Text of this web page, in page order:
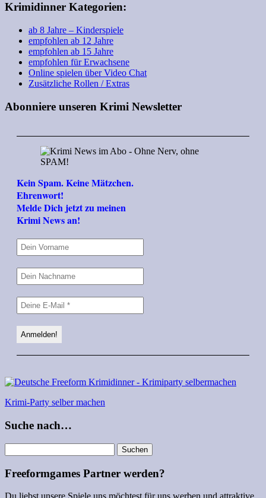
Krimidinner Kategorien:
ab 8 Jahre – Kinderspiele
empfohlen ab 12 Jahre
empfohlen ab 15 Jahre
empfohlen für Erwachsene
Online spielen über Video Chat
Zusätzliche Rollen / Extras
Abonniere unseren Krimi Newsletter
Kein Spam. Keine Mätzchen.
Ehrenwort!
Melde Dich jetzt zu meinen
Krimi News an!
Krimi-Party selber machen
Suche nach…
nach:
Freeformgames Partner werden?